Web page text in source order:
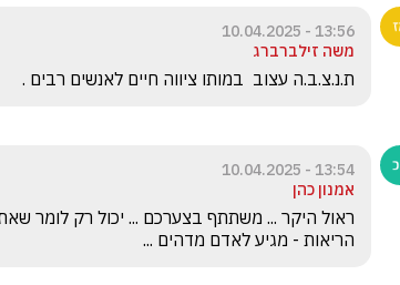
13:56 - 10.04.2025
משה זילברברג
ת.נ.צ.ב.ה עצוב  במותו ציווה חיים לאנשים רבים .
13:54 - 10.04.2025
אמנון כהן
הריאות - מגיע לאדם מדהים ...